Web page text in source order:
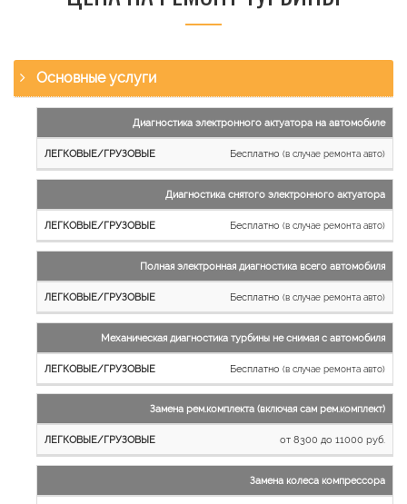
Основные услуги
работы
Легковые
и
Грузовые
автомобили
Диагностика электронного актуатора на автомобиле
Бесплатно (в случае ремонта авто)
Диагностика снятого электронного актуатора
Бесплатно (в случае ремонта авто)
Полная электронная диагностика всего автомобиля
Бесплатно (в случае ремонта авто)
Механическая диагностика турбины не снимая с автомобиля
Бесплатно (в случае ремонта авто)
Замена рем.комплекта (включая сам рем.комплект)
от 8300 до 11000 руб.
Замена колеса компрессора